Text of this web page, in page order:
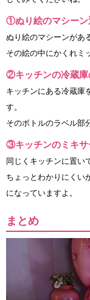
①ぬり絵のマシーン
ぬり絵のマシーンがあ
その絵の中にかくれミ
②キッチンの冷蔵庫
キッチンにある冷蔵庫
す。
そのボトルのラベル部
③キッチンのミキサ
同じくキッチンに置い
ちょっとわかりにくい
になっていますよ。
まとめ